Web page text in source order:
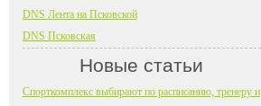
DNS Лента на Псковской
DNS Псковская
Новые статьи
Спорткомплекс выбирают по расписанию, тренеру и